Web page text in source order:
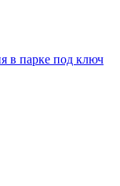
в парке под ключ